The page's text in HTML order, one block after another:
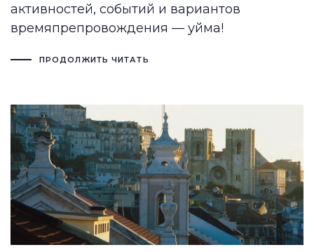
активностей, событий и вариантов
времяпрепровождения — уйма!
ПРОДОЛЖИТЬ ЧИТАТЬ